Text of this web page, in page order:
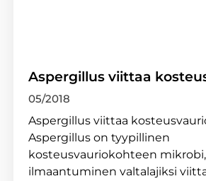
Aspergillus viittaa
05/2018
Aspergillus viittaa
Aspergillus on tyypillinen
kosteusvauriokohteen mikrobi,
ilmaantuminen valtalajiksi